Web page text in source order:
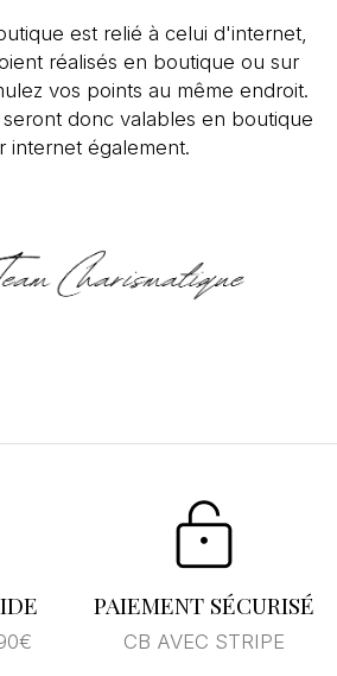
est relié à celui d'internet,
réalisés en boutique ou sur
vos points au même endroit.
donc valables en boutique
internet également.
PAIEMENT SÉCURISÉ
CB AVEC STRIPE
pour enregistrer des
liste d'envies.